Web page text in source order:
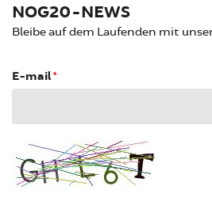
NOG20-NEWS
Bleibe auf dem Laufenden mit
E-mail*